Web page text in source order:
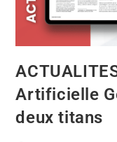
Artificielle
deux titans